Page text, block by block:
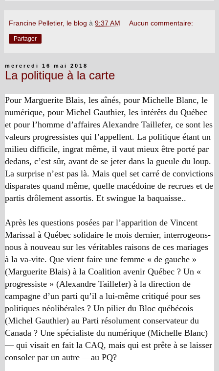
Francine Pelletier, le blog à 9:37 AM Aucun commentaire:
Partager
mercredi 16 mai 2018
La politique à la carte
Pour Marguerite Blais, les aînés, pour Michelle Blanc, le
numérique, pour Michel Gauthier, les intérêts du Québec
et pour l’homme d’affaires Alexandre Taillefer, ce sont les
valeurs progressistes qui l’appellent. La politique étant un
milieu difficile, ingrat même, il vaut mieux être porté par
dedans, c’est sûr, avant de se jeter dans la gueule du loup.
La surprise n’est pas là. Mais quel set carré de convictions
disparates quand même, quelle macédoine de recrues et de
partis drôlement assortis. Et swingue la baquaisse..
Après les questions posées par l’apparition de Vincent
Marissal à Québec solidaire le mois dernier, interrogeons-
nous à nouveau sur les véritables raisons de ces mariages
à la va-vite. Que vient faire une femme « de gauche »
(Marguerite Blais) à la Coalition avenir Québec ? Un «
progressiste » (Alexandre Taillefer) à la direction de
campagne d’un parti qu’il a lui-même critiqué pour ses
politiques néolibérales ? Un pilier du Bloc québécois
(Michel Gauthier) au Parti résolument conservateur du
Canada ? Une spécialiste du numérique (Michelle Blanc)
— qui visait en fait la CAQ, mais qui est prête à se laisser
consoler par un autre —au PQ?